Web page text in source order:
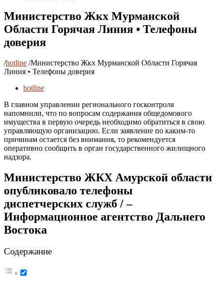
Министерство Жкх Мурманской
Области Горячая Линия • Телефоны
доверия
/hotline /Министерство Жкх Мурманской Области Горячая
Линия • Телефоны доверия
hotline
В главном управлении регионального госконтроля
напомнили, что по вопросам содержания общедомового
имущества в первую очередь необходимо обратиться в свою
управляющую организацию. Если заявление по каким-то
причинам остается без внимания, то рекомендуется
оперативно сообщить в орган государственного жилищного
надзора.
Министерство ЖКХ Амурской области
опубликовало телефоны
диспетчерских служб / –
Информационное агентство Дальнего
Востока
Содержание